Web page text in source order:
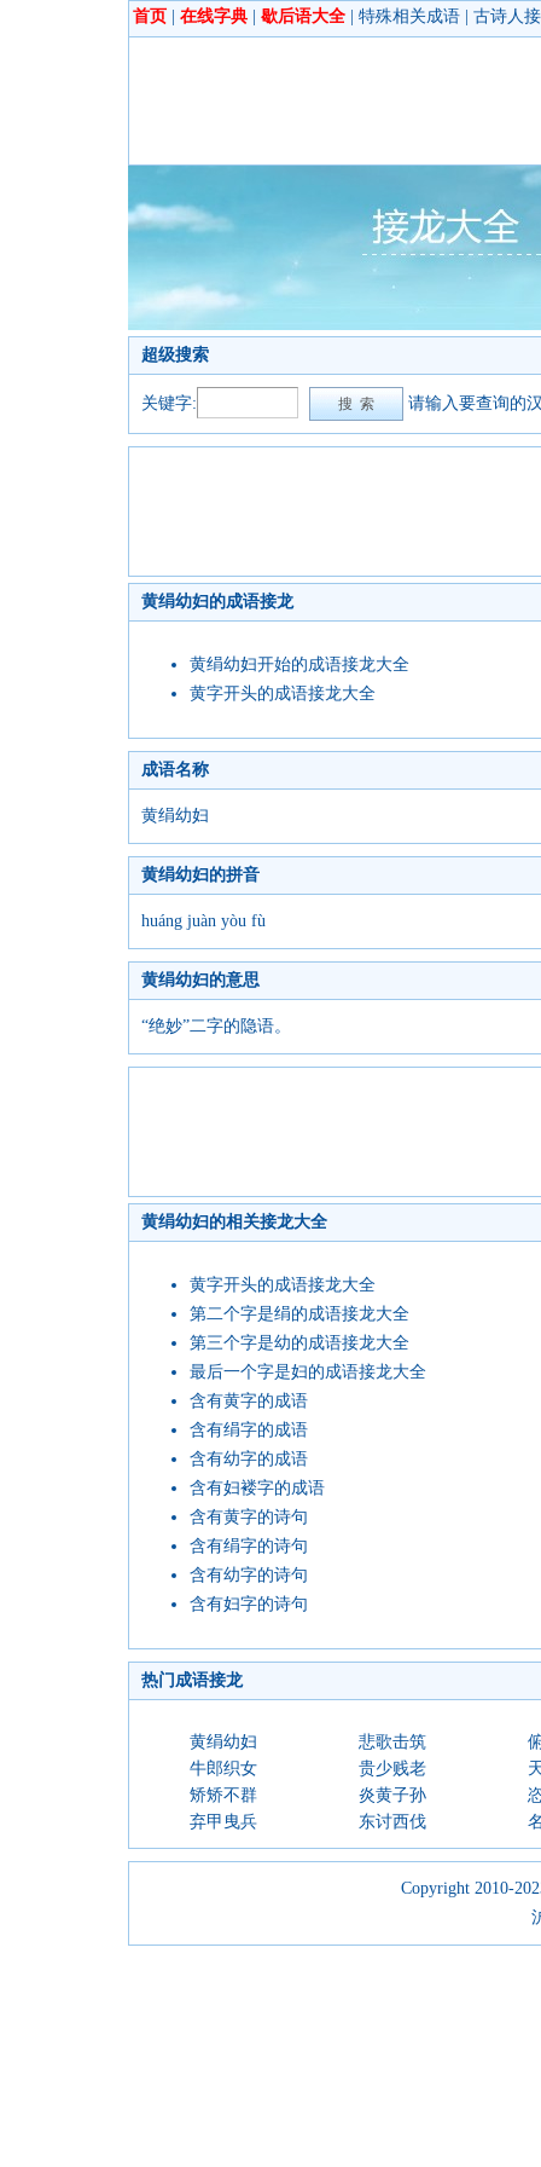
首页 在线字典 歇后语大全 特殊相关成语 古诗人
超级搜索
关键字: 请输入要查询的
黄绢幼妇的成语接龙
黄绢幼妇开始的成语接龙大全
黄字开头的成语接龙大全
成语名称
黄绢幼妇
黄绢幼妇的拼音
huáng juàn yòu fù
黄绢幼妇的意思
“绝妙”二字的隐语。
黄绢幼妇的相关接龙大全
黄字开头的成语接龙大全
第二个字是绢的成语接龙大全
第三个字是幼的成语接龙大全
最后一个字是妇的成语接龙大全
含有黄字的成语
含有绢字的成语
含有幼字的成语
含有妇褛字的成语
含有黄字的诗句
含有绢字的诗句
含有幼字的诗句
含有妇字的诗句
热门成语接龙
黄绢幼妇 悲歌击筑
牛郎织女
贵少贱老
矫矫不群
炎黄子孙
弃甲曳兵
东讨西伐
Copyright 2010-